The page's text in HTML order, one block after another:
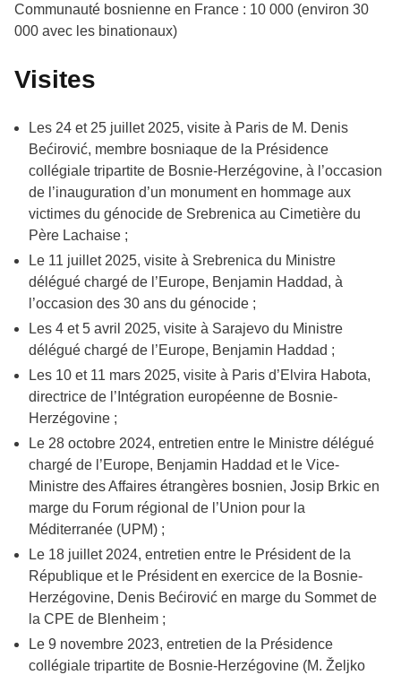
Communauté bosnienne en France : 10 000 (environ 30
000 avec les binationaux)
Visites
Les 24 et 25 juillet 2025, visite à Paris de M. Denis
Bećirović, membre bosniaque de la Présidence
collégiale tripartite de Bosnie-Herzégovine, à l’occasion
de l’inauguration d’un monument en hommage aux
victimes du génocide de Srebrenica au Cimetière du
Père Lachaise ;
Le 11 juillet 2025, visite à Srebrenica du Ministre
délégué chargé de l’Europe, Benjamin Haddad, à
l’occasion des 30 ans du génocide ;
Les 4 et 5 avril 2025, visite à Sarajevo du Ministre
délégué chargé de l’Europe, Benjamin Haddad ;
Les 10 et 11 mars 2025, visite à Paris d’Elvira Habota,
directrice de l’Intégration européenne de Bosnie-
Herzégovine ;
Le 28 octobre 2024, entretien entre le Ministre délégué
chargé de l’Europe, Benjamin Haddad et le Vice-
Ministre des Affaires étrangères bosnien, Josip Brkic en
marge du Forum régional de l’Union pour la
Méditerranée (UPM) ;
Le 18 juillet 2024, entretien entre le Président de la
République et le Président en exercice de la Bosnie-
Herzégovine, Denis Bećirović en marge du Sommet de
la CPE de Blenheim ;
Le 9 novembre 2023, entretien de la Présidence
collégiale tripartite de Bosnie-Herzégovine (M. Željko